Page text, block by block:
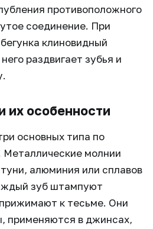
противоположного
соединение. При
клиновидный
раздвигает зубья и
их особенности
основных типа по
Металлические молнии
алюминия или сплавов
зуб штампуют
к тесьме. Они
применяются в джинсах,